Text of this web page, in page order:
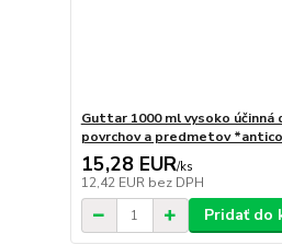
Guttar 1000 ml vysoko účinná
povrchov a predmetov
15,28 EUR/ks
12,42 EUR bez DPH
Pridať do